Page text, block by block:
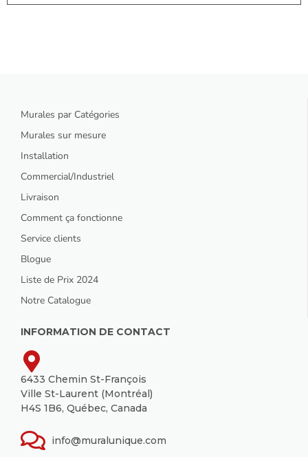
Murales par Catégories
Murales sur mesure
Installation
Commercial/Industriel
Livraison
Comment ça fonctionne
Service clients
Blogue
Liste de Prix 2024
Notre Catalogue
INFORMATION DE CONTACT
6433 Chemin St-François
Ville St-Laurent (Montréal)
H4S 1B6, Québec, Canada
info@muralunique.com